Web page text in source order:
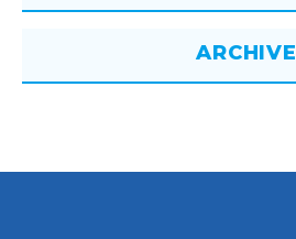
ARCHIVE